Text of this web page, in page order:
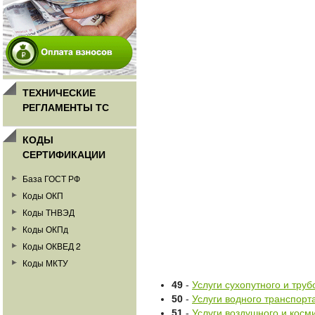
ТЕХНИЧЕСКИЕ
РЕГЛАМЕНТЫ ТС
КОДЫ
СЕРТИФИКАЦИИ
База ГОСТ РФ
Коды ОКП
Коды ТНВЭД
Коды ОКПд
Коды ОКВЕД 2
Коды МКТУ
49 - Услуги сухопутного и
50 - Услуги водного